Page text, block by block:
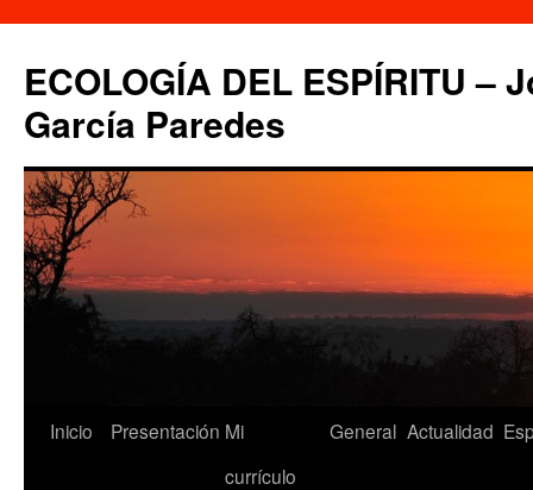
contenido
ECOLOGÍA DEL ESPÍRITU –
García Paredes
Inicio Presentación Mi
currículo
General Actualidad